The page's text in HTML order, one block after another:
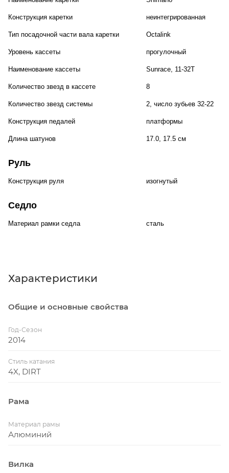
Конструкция каретки неинтегрированная
Тип посадочной части вала каретки Octalink
Уровень кассеты прогулочный
Наименование кассеты Sunrace, 11-32T
Количество звезд в кассете 8
Количество звезд системы 2, число зубьев 32-22
Конструкция педалей платформы
Длина шатунов 17.0, 17.5 см
Руль
Конструкция руля изогнутый
Седло
Материал рамки седла сталь
Характеристики
Общие и основные свойства
Год-Сезон
2014
Стиль катания
4X, DIRT
Рама
Материал рамы
Алюминий
Вилка